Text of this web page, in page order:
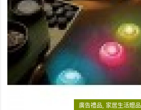
廣告禮品 家居生活贈品